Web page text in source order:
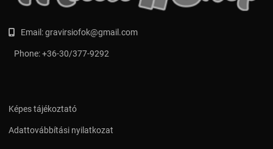
Email:gravirsiofok@gmail.com
Phone:+36-30/377-9292
Képes tájékoztató
Adattovábbítási nyilatkozat